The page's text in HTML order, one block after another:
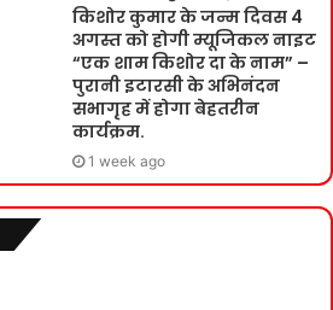
किशोर कुमार के जन्म दिवस 4
अगस्त को होगी म्यूजिकल नाइट
“एक शाम किशोर दा के नाम” –
पुरानी इटारसी के अभिनंदन
सभागृह में होगा बेहतरीन
कार्यक्रम.
1 week ago